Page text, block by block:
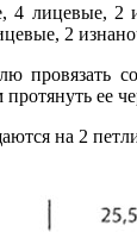
лицевые, 2
2
провязать
ее
на 2